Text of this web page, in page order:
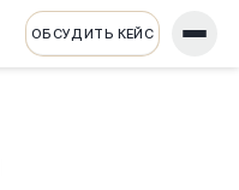
ОБСУДИТЬ КЕЙС